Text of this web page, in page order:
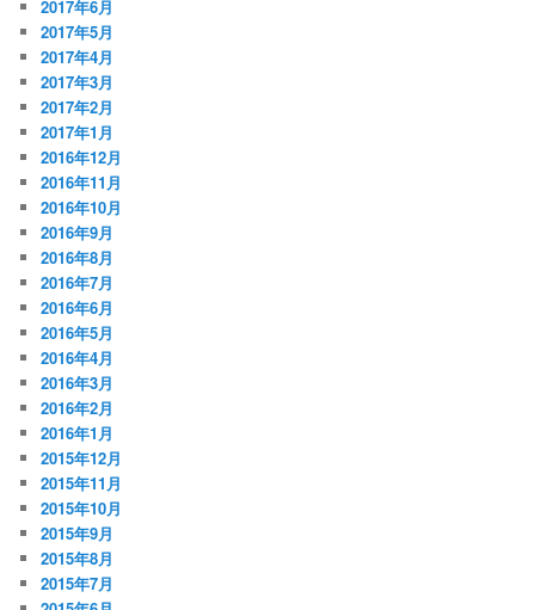
2017年6月
2017年5月
2017年4月
2017年3月
2017年2月
2017年1月
2016年12月
2016年11月
2016年10月
2016年9月
2016年8月
2016年7月
2016年6月
2016年5月
2016年4月
2016年3月
2016年2月
2016年1月
2015年12月
2015年11月
2015年10月
2015年9月
2015年8月
2015年7月